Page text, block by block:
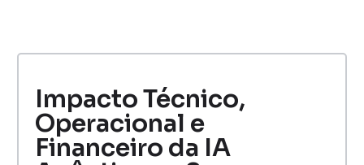
Impacto Técnico,
Operacional e
Financeiro da IA